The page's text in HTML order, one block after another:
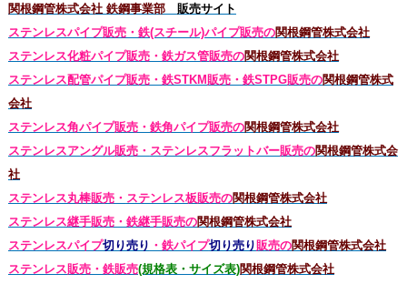
関根鋼管株式会社 鉄鋼事業部 販売サイト
ステンレスパイプ販売・鉄(スチール)パイプ販売の関根鋼管株式会社
ステンレス化粧パイプ販売・鉄ガス管販売の関根鋼管株式会社
ステンレス配管パイプ販売・鉄STKM販売・鉄STPG販売の関根鋼管株式
会社
ステンレス角パイプ販売・鉄角パイプ販売の関根鋼管株式会社
ステンレスアングル販売・ ステンレスフラットバー販売の関根鋼管株式会
社
ステンレス丸棒販売・ ステンレス板販売の関根鋼管株式会社
ステンレス継手販売・鉄継手販売の関根鋼管株式会社
ステンレスパイプ切り売り ・鉄パイプ切り売り 販売の関根鋼管株式会社
ステンレス販売・鉄販売(規格表・サイズ表)関根鋼管株式会社